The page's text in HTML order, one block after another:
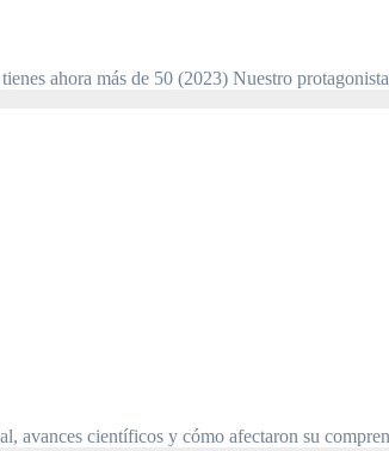
ahora más de 50 (2023) Nuestro
avances científicos y cómo afectaron su